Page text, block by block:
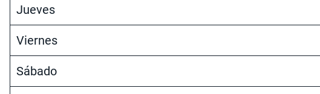
Jueves
Viernes
Sábado